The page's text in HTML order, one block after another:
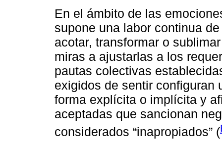
En el ámbito de las
supone una labor continua
acotar, transformar o
miras a ajustarlas a los
pautas colectivas
exigidos de sentir configuran
forma explícita o implícita y
aceptadas que sancionan
considerados “inapropiados” (